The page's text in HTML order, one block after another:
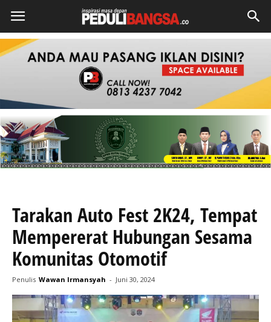
Tarakan Auto Fest 2K24, Tempat
Mempererat Hubungan Sesama
Komunitas Otomotif
Penulis Wawan Irmansyah - Juni 30, 2024